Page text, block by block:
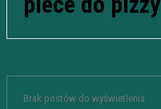
Brak postów do wyświetlenia